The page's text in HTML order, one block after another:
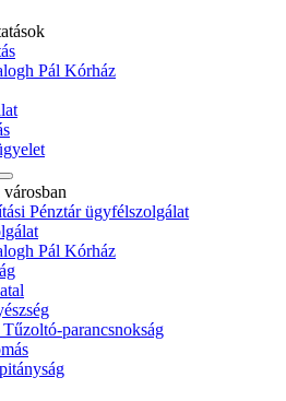
Pál Kórház
Pénztár ügyfélszolgálat
Pál Kórház
parancsnokság